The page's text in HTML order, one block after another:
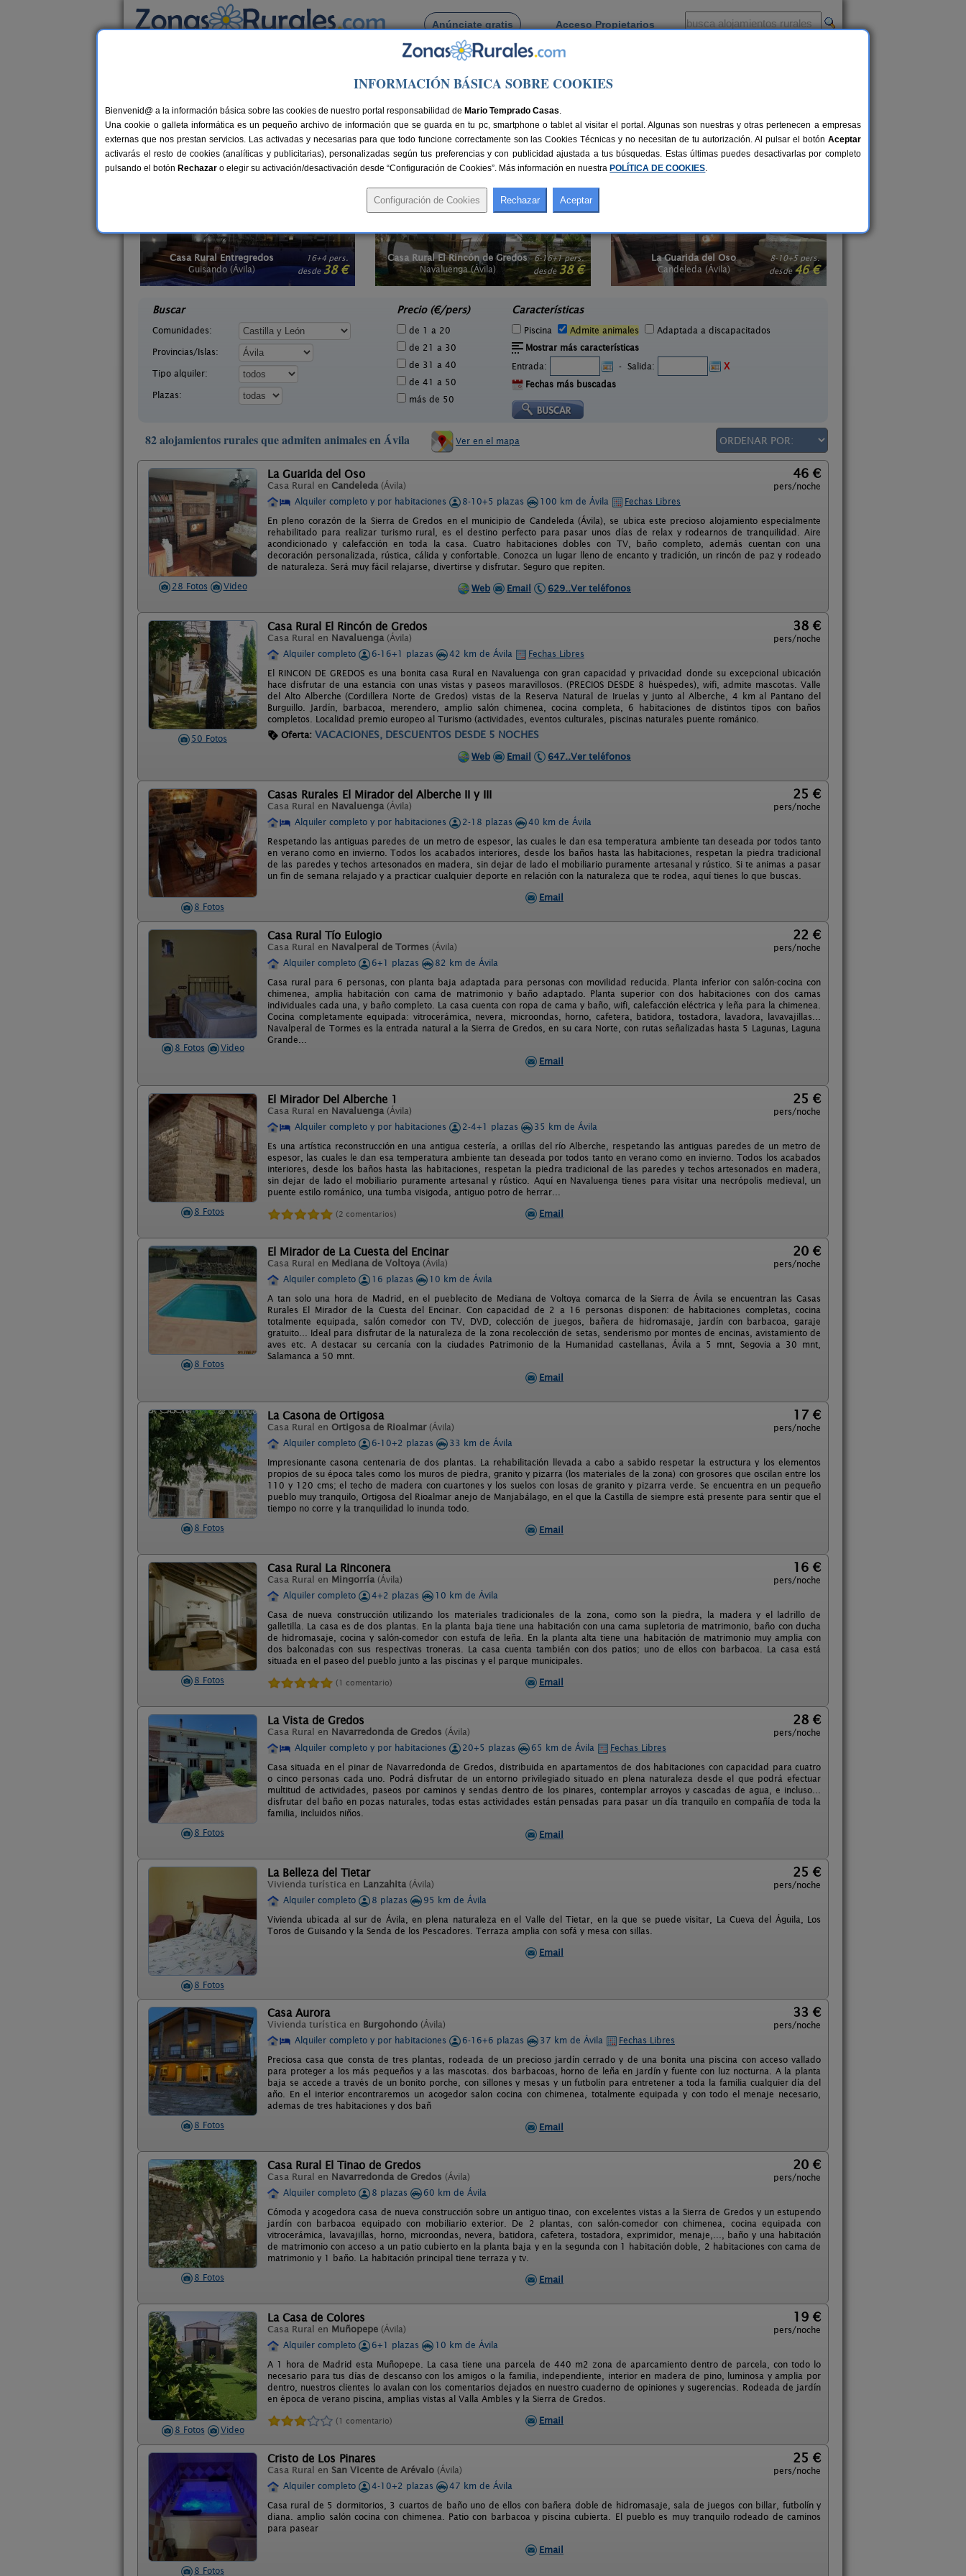
Anúnciate gratis Acceso Propietarios
Busca por pueblo
>Castilla y León> Ávila
Casas rurales que admiten animales en Ávila
¿Buscas casas rurales que admiten animales? Aquí encontrarásalojamientos en Ávila que aceptan mascotas, son parte de la familia y por ello, van contigo
de vacaciones. También tienen derecho de disfrutar de las ventajas de alquilar una casa rural y de los encantos del entorno. ¿Te imaginas el momento
mágico con tu mascota al lado de la chimena?, encuentra
casas rurales con chimenea en Ávila y filtra por las que admitan animales.
6-16+1 pers.
desde38 €
Casa Rural El Rincón de Gredos
Navaluenga (Ávila)
8-10+5 pers.
desde46 €
La Guarida del Oso
Candeleda (Ávila)
24+6 pers.
desde30 €
Hostería del Mudéjar
Velayos (Ávila)
Buscar
Comunidades:
Provincias/Islas:
Tipo alquiler:
Plazas:
Precio (€/pers)
de 1 a 20
de 21 a 30
de 31 a 40
de 41 a 50
más de 50
Características
Piscina Admite animales
Adaptada a discapacitados
Mostrar más características
Entrada:
- Salida:
X
Fechas más buscadas
82 alojamientos rurales que admiten animales en Ávila Ver en el mapa
28 Fotos Video
La Guarida del Oso
Casa Rural en Candeleda (Ávila)
46 €
pers/noche
Alquiler completo y por habitaciones
8-10+5 plazas 100 km de Ávila
Fechas Libres
En pleno corazón de la Sierra de Gredos en el municipio de Candeleda (Ávila), se ubica este precioso alojamiento especialmente
rehabilitado para realizar turismo rural, es el destino perfecto para pasar unos días de relax y rodearnos de tranquilidad. Aire
acondicionado y calefacción en toda la casa. Cuatro habitaciones dobles con TV, baño completo, además cuentan con una
decoración personalizada, rústica, cálida y confortable. Conozca un lugar lleno de encanto y tradición, un rincón de paz y rodeado
de naturaleza. Será muy fácil relajarse, divertirse y disfrutar. Seguro que repiten.
Web
Email 629..Ver teléfonos
50 Fotos
Casa Rural El Rincón de Gredos
Casa Rural en Navaluenga (Ávila)
38 €
pers/noche
Alquiler completo
6-16+1 plazas 42 km de Ávila
Fechas Libres
El RINCON DE GREDOS es una bonita casa Rural en Navaluenga con gran capacidad y privacidad donde su excepcional ubicación
hace disfrutar de una estancia con unas vistas y paseos maravillosos. (PRECIOS DESDE 8 huéspedes), wifi, admite mascotas. Valle
del Alto Alberche (Cordillera Norte de Gredos) vistas de la Reserva Natural de Iruelas y junto al Alberche, 4 km al Pantano del
Burguillo. Jardín, barbacoa, merendero, amplio salón chimenea, cocina completa, 6 habitaciones de distintos tipos con baños
completos. Localidad premio europeo al Turismo (actividades, eventos culturales, piscinas naturales puente románico.
Oferta: VACACIONES, DESCUENTOS DESDE 5 NOCHES
Web Email 647..Ver teléfonos
8 Fotos
Casas Rurales El Mirador del Alberche II y III
Casa Rural en Navaluenga (Ávila)
25 €
pers/noche
Alquiler completo y por habitaciones
2-18 plazas
40 km de Ávila
Respetando las antiguas paredes de un metro de espesor, las cuales le dan esa temperatura ambiente tan deseada por todos tanto
en verano como en invierno. Todos los acabados interiores, desde los baños hasta las habitaciones, respetan la piedra tradicional
de las paredes y techos artesonados en madera, sin dejar de lado el mobiliario puramente artesanal y rústico. Si te animas a pasar
un fin de semana relajado y a practicar cualquier deporte en relación con la naturaleza que te rodea, aquí tienes lo que buscas.
Email
8 Fotos Video
Casa Rural Tío Eulogio
Casa Rural en Navalperal de Tormes (Ávila)
22 €
pers/noche
Alquiler completo
6+1 plazas
82 km de Ávila
Casa rural para 6 personas, con planta baja adaptada para personas con movilidad reducida. Planta inferior con salón-cocina con
chimenea, amplia habitación con cama de matrimonio y baño adaptado. Planta superior con dos habitaciones con dos camas
individuales cada una, y baño completo. La casa cuenta con ropa de cama y baño, wifi, calefacción eléctrica y leña para la chimenea.
Cocina completamente equipada: vitrocerámica, nevera, microondas, horno, cafetera, batidora, tostadora, lavadora, lavavajillas...
Navalperal de Tormes es la entrada natural a la Sierra de Gredos, en su cara Norte, con rutas señalizadas hasta 5 Lagunas, Laguna
Grande...
Email
8 Fotos
El Mirador Del Alberche 1
Casa Rural en Navaluenga (Ávila)
25 €
pers/noche
Alquiler completo y por habitaciones
2-4+1 plazas
35 km de Ávila
Es una artística reconstrucción en una antigua cestería, a orillas del río Alberche, respetando las antiguas paredes de un metro de
espesor, las cuales le dan esa temperatura ambiente tan deseada por todos tanto en verano como en invierno. Todos los acabados
interiores, desde los baños hasta las habitaciones, respetan la piedra tradicional de las paredes y techos artesonados en madera,
sin dejar de lado el mobiliario puramente artesanal y rústico. Aquí en Navaluenga tienes para visitar una necrópolis medieval, un
puente estilo románico, una tumba visigoda, antiguo potro de herrar...
(2 comentarios) Email
8 Fotos
El Mirador de La Cuesta del Encinar
Casa Rural en Mediana de Voltoya (Ávila)
20 €
pers/noche
Alquiler completo
16 plazas
10 km de Ávila
A tan solo una hora de Madrid, en el pueblecito de Mediana de Voltoya comarca de la Sierra de Ávila se encuentran las Casas
Rurales El Mirador de la Cuesta del Encinar. Con capacidad de 2 a 16 personas disponen: de habitaciones completas, cocina
totalmente equipada, salón comedor con TV, DVD, colección de juegos, bañera de hidromasaje, jardín con barbacoa, garaje
gratuito... Ideal para disfrutar de la naturaleza de la zona recolección de setas, senderismo por montes de encinas, avistamiento de
aves etc. A destacar su cercanía con la ciudades Patrimonio de la Humanidad castellanas, Ávila a 5 mnt, Segovia a 30 mnt,
Salamanca a 50 mnt.
Email
8 Fotos
La Casona de Ortigosa
Casa Rural en Ortigosa de Rioalmar (Ávila)
17 €
pers/noche
Alquiler completo
6-10+2 plazas
33 km de Ávila
Impresionante casona centenaria de dos plantas. La rehabilitación llevada a cabo a sabido respetar la estructura y los elementos
propios de su época tales como los muros de piedra, granito y pizarra (los materiales de la zona) con grosores que oscilan entre los
110 y 120 cms; el techo de madera con cuartones y los suelos con losas de granito y pizarra verde. Se encuentra en un pequeño
pueblo muy tranquilo, Ortigosa del Rioalmar anejo de Manjabálago, en el que la Castilla de siempre está presente para sentir que el
tiempo no corre y la tranquilidad lo inunda todo.
Email
8 Fotos
Casa Rural La Rinconera
Casa Rural en Mingorría (Ávila)
16 €
pers/noche
Alquiler completo
4+2 plazas
10 km de Ávila
Casa de nueva construcción utilizando los materiales tradicionales de la zona, como son la piedra, la madera y el ladrillo de
galletilla. La casa es de dos plantas. En la planta baja tiene una habitación con una cama supletoria de matrimonio, baño con ducha
de hidromasaje, cocina y salón-comedor con estufa de leña. En la planta alta tiene una habitación de matrimonio muy amplia con
dos balconadas con sus respectivas troneras. La casa cuenta también con dos patios; uno de ellos con barbacoa. La casa está
situada en el paseo del pueblo junto a las piscinas y el parque municipales.
(1 comentario) Email
8 Fotos
La Vista de Gredos
Casa Rural en Navarredonda de Gredos (Ávila)
28 €
pers/noche
Alquiler completo y por habitaciones
20+5 plazas 65 km de Ávila
Fechas Libres
Casa situada en el pinar de Navarredonda de Gredos, distribuida en apartamentos de dos habitaciones con capacidad para cuatro
o cinco personas cada uno. Podrá disfrutar de un entorno privilegiado situado en plena naturaleza desde el que podrá efectuar
multitud de actividades, paseos por caminos y sendas dentro de los pinares, contemplar arroyos y cascadas de agua, e incluso...
disfrutar del baño en pozas naturales, todas estas actividades están pensadas para pasar un día tranquilo en compañía de toda la
familia, incluidos niños.
Email
8 Fotos
La Belleza del Tietar
Vivienda turística en Lanzahita (Ávila)
25 €
pers/noche
Alquiler completo
8 plazas
95 km de Ávila
Vivienda ubicada al sur de Ávila, en plena naturaleza en el Valle del Tietar, en la que se puede visitar, La Cueva del Águila, Los
Toros de Guisando y la Senda de los Pescadores. Terraza amplia con sofá y mesa con sillas.
Email
8 Fotos
Casa Aurora
Vivienda turística en Burgohondo (Ávila)
33 €
pers/noche
Alquiler completo y por habitaciones
6-16+6 plazas 37 km de Ávila
Fechas Libres
Preciosa casa que consta de tres plantas, rodeada de un precioso jardín cerrado y de una bonita una piscina con acceso vallado
para proteger a los más pequeños y a las mascotas. dos barbacoas, horno de leña en jardín y fuente con luz nocturna. A la planta
baja se accede a través de un bonito porche, con sillones y mesas y un futbolín para entretener a toda la familia cualquier día del
año. En el interior encontraremos un acogedor salon cocina con chimenea, totalmente equipada y con todo el menaje necesario,
ademas de tres habitaciones y dos bañ
Email
8 Fotos
Casa Rural El Tinao de Gredos
Casa Rural en Navarredonda de Gredos (Ávila)
20 €
pers/noche
Alquiler completo
8 plazas
60 km de Ávila
Cómoda y acogedora casa de nueva construcción sobre un antiguo tinao, con excelentes vistas a la Sierra de Gredos y un estupendo
jardín con barbacoa equipado con mobiliario exterior. De 2 plantas, con salón-comedor con chimenea, cocina equipada con
vitrocerámica, lavavajillas, horno, microondas, nevera, batidora, cafetera, tostadora, exprimidor, menaje,..., baño y una habitación
de matrimonio con acceso a un patio cubierto en la planta baja y en la segunda con 1 habitación doble, 2 habitaciones con cama de
matrimonio y 1 baño. La habitación principal tiene terraza y tv.
Email
8 Fotos Video
La Casa de Colores
Casa Rural en Muñopepe (Ávila)
19 €
pers/noche
Alquiler completo
6+1 plazas
10 km de Ávila
A 1 hora de Madrid esta Muñopepe. La casa tiene una parcela de 440 m2 zona de aparcamiento dentro de parcela, con todo lo
necesario para tus días de descanso con los amigos o la familia, independiente, interior en madera de pino, luminosa y amplia por
dentro, nuestros clientes lo avalan con los comentarios dejados en nuestro cuaderno de opiniones y sugerencias. Rodeada de jardín
en época de verano piscina, amplias vistas al Valla Ambles y la Sierra de Gredos.
(1 comentario) Email
8 Fotos
Cristo de Los Pinares
Casa Rural en San Vicente de Arévalo (Ávila)
25 €
pers/noche
Alquiler completo
4-10+2 plazas
47 km de Ávila
Casa rural de 5 dormitorios, 3 cuartos de baño uno de ellos con bañera doble de hidromasaje, sala de juegos con billar, futbolín y
diana. amplio salón cocina con chimenea. Patio con barbacoa y piscina cubierta. El pueblo es muy tranquilo rodeado de caminos
para pasear
Email
INFORMACIÓN BÁSICA SOBRE COOKIES
Bienvenid@ a la información básica sobre las cookies de nuestro portal responsabilidad de Mario Temprado Casas.
Una cookie o galleta informática es un pequeño archivo de información que se guarda en tu pc, smartphone o tablet al visitar el portal. Algunas son nuestras y otras pertenecen a empresas
externas que nos prestan servicios. Las activadas y necesarias para que todo funcione correctamente son las Cookies Técnicas y no necesitan de tu autorización. Al pulsar el botón Aceptar
activarás el resto de cookies (analíticas y publicitarias), personalizadas según tus preferencias y con publicidad ajustada a tus búsquedas. Estas últimas puedes desactivarlas por completo
pulsando el botón Rechazar o elegir su activación/desactivación desde “Configuración de Cookies”. Más información en nuestra POLÍTICA DE COOKIES.